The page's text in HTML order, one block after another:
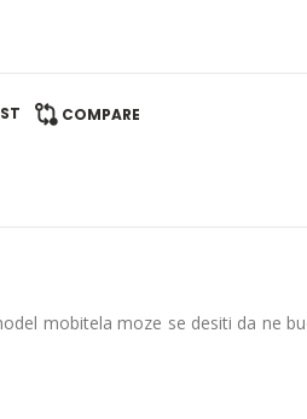
COMPARE
mobitela moze se desiti da ne